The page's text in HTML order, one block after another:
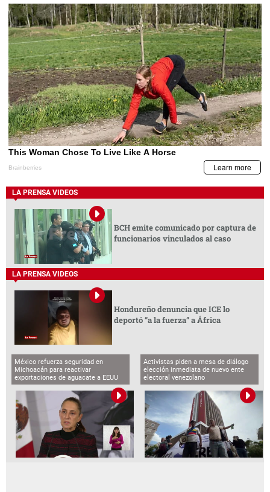
LA PRENSA VIDEOS
BCH emite comunicado por captura de
funcionarios vinculados al caso
LA PRENSA VIDEOS
Hondureño denuncia que ICE lo
deportó “a la fuerza” a África
México refuerza seguridad en
Michoacán para reactivar
exportaciones de aguacate a EEUU
Activistas piden a mesa de diálogo
elección inmediata de nuevo ente
electoral venezolano